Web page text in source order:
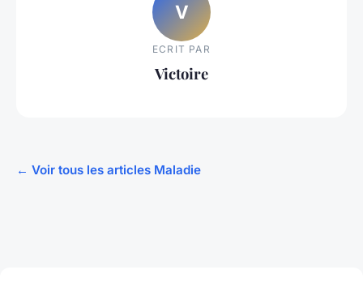
V
ECRIT PAR
Victoire
← Voir tous les articles Maladie